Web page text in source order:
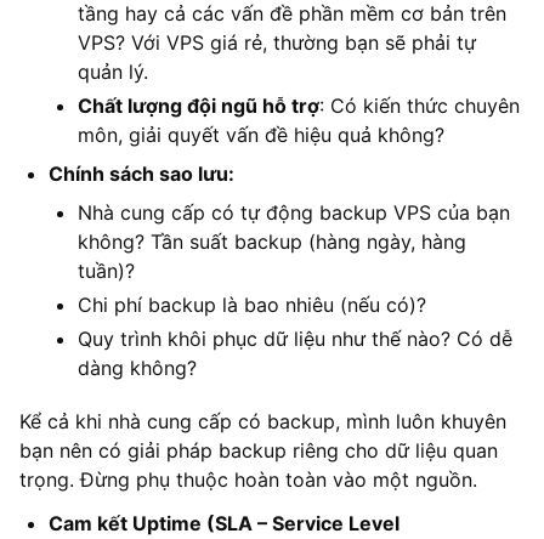
tầng hay cả các vấn đề phần mềm cơ bản trên
VPS? Với VPS giá rẻ, thường bạn sẽ phải tự
quản lý.
Chất lượng đội ngũ hỗ trợ: Có kiến thức chuyên
môn, giải quyết vấn đề hiệu quả không?
Chính sách sao lưu:
Nhà cung cấp có tự động backup VPS của bạn
không? Tần suất backup (hàng ngày, hàng
tuần)?
Chi phí backup là bao nhiêu (nếu có)?
Quy trình khôi phục dữ liệu như thế nào? Có dễ
dàng không?
Kể cả khi nhà cung cấp có backup, mình luôn khuyên
bạn nên có giải pháp backup riêng cho dữ liệu quan
trọng. Đừng phụ thuộc hoàn toàn vào một nguồn.
Cam kết Uptime (SLA – Service Level